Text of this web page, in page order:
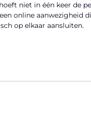
niet in één keer de
online aanwezigheid
op elkaar aansluiten.